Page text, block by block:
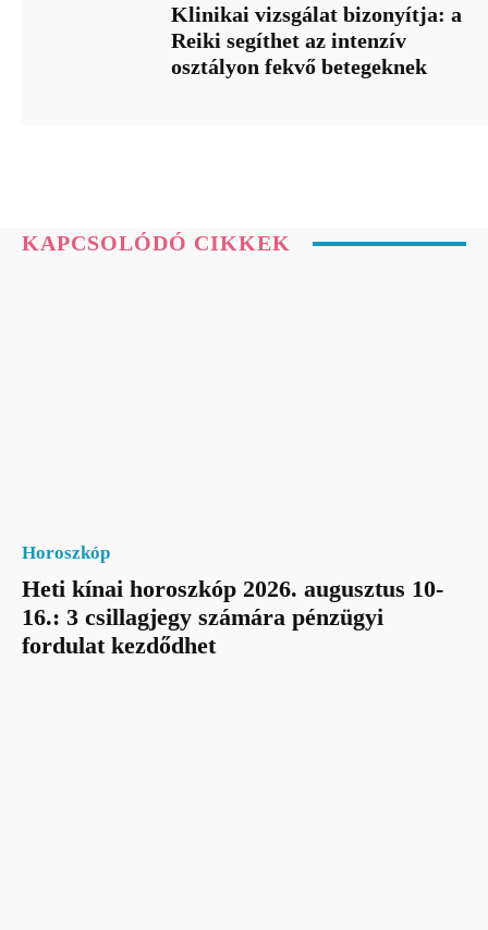
Klinikai vizsgálat bizonyítja: a
Reiki segíthet az intenzív
osztályon fekvő betegeknek
KAPCSOLÓDÓ CIKKEK
Horoszkóp
Heti kínai horoszkóp 2026. augusztus 10-
16.: 3 csillagjegy számára pénzügyi
fordulat kezdődhet